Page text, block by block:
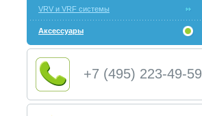
VRV и VRF системы
Аксессуары
+7 (495) 223-49-59